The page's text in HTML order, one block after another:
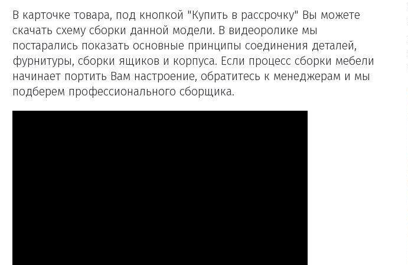
В карточке товара, под кнопкой "Купить в рассрочку" Вы можете
скачать схему сборки данной модели. В видеоролике мы
постарались показать основные принципы соединения деталей,
фурнитуры, сборки ящиков и корпуса. Если процесс сборки мебели
начинает портить Вам настроение, обратитесь к менеджерам и мы
подберем профессионального сборщика.